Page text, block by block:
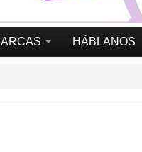
HÁBLANOS